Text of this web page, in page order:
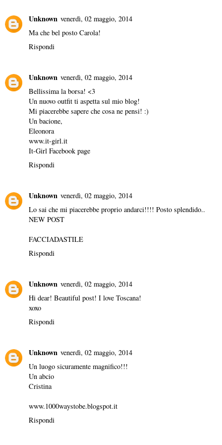
Unknown venerdì, 02 maggio, 2014
Ma che bel posto Carola!
Rispondi
Unknown venerdì, 02 maggio, 2014
Bellissima la borsa! <3
Un nuovo outfit ti aspetta sul mio blog!
Mi piacerebbe sapere che cosa ne pensi! :)
Un bacione,
Eleonora
www.it-girl.it
It-Girl Facebook page
Rispondi
Unknown venerdì, 02 maggio, 2014
Lo sai che mi piacerebbe proprio andarci!!!! Posto splendido..
NEW POST
FACCIADASTILE
Rispondi
Unknown venerdì, 02 maggio, 2014
Hi dear! Beautiful post! I love Toscana!
xoxo
Rispondi
Unknown venerdì, 02 maggio, 2014
Un luogo sicuramente magnifico!!!
Un abcio
Cristina
www.1000waystobe.blogspot.it
Rispondi